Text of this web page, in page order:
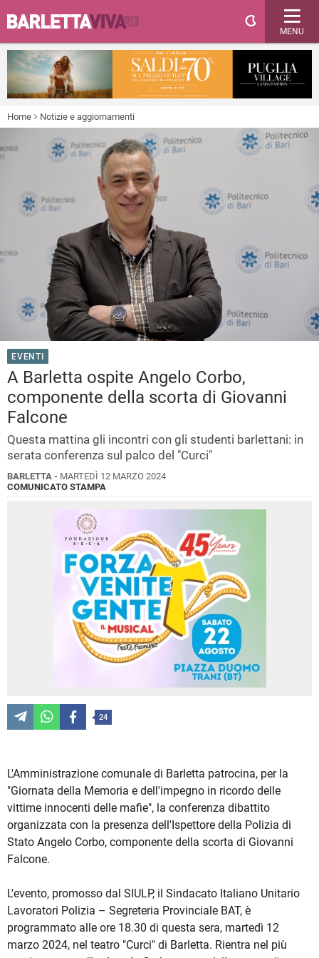
MENU
Home Notizie e aggiornamenti
EVENTI
A Barletta ospite Angelo Corbo,
componente della scorta di Giovanni
Falcone
Questa mattina gli incontri con gli studenti barlettani: in
serata conferenza sul palco del "Curci"
BARLETTA - MARTEDÌ 12 MARZO 2024
COMUNICATO STAMPA
24
L'Amministrazione comunale di Barletta patrocina, per la
"Giornata della Memoria e dell'impegno in ricordo delle
vittime innocenti delle mafie", la conferenza dibattito
organizzata con la presenza dell'Ispettore della Polizia di
Stato Angelo Corbo, componente della scorta di Giovanni
Falcone.
L'evento, promosso dal SIULP, il Sindacato Italiano Unitario
Lavoratori Polizia – Segreteria Provinciale BAT, è
programmato alle ore 18.30 di questa sera, martedì 12
marzo 2024, nel teatro "Curci" di Barletta. Rientra nel più